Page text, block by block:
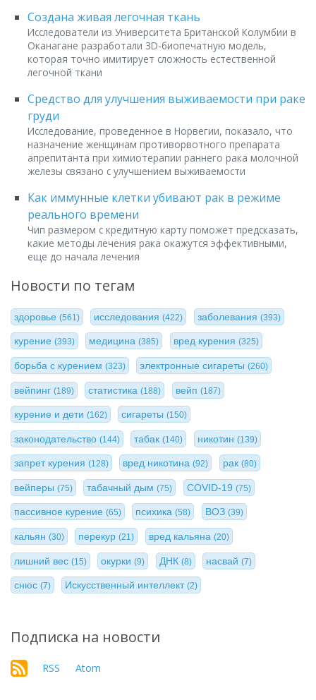
Создана живая легочная ткань
Исследователи из Университета Британской Колумбии в
Оканагане разработали 3D-биопечатную модель,
которая точно имитирует сложность естественной
легочной ткани
Средство для улучшения выживаемости при раке
груди
Исследование, проведенное в Норвегии, показало, что
назначение женщинам противорвотного препарата
апрепитанта при химиотерапии раннего рака молочной
железы связано с улучшением выживаемости
Как иммунные клетки убивают рак в режиме
реального времени
Чип размером с кредитную карту поможет предсказать,
какие методы лечения рака окажутся эффективными,
еще до начала лечения
Новости по тегам
здоровье (561) исследования(422) заболевания (393)
курение (393) медицина(385) вред курения (325)
борьба с курением (323) электронные сигареты(260)
вейпинг (189) статистика(188) вейп (187)
курение и дети (162) сигареты(150)
законодательство (144) табак(140) никотин (139)
запрет курения (128) вред никотина(92) рак (80)
вейперы (75) табачный дым(75) COVID-19 (75)
пассивное курение (65) психика(58) ВОЗ (39)
кальян (30) перекур(21) вред кальяна (20)
лишний вес (15) окурки(9) ДНК (8) насвай(7)
снюс (7) Искусственный интеллект(2)
Подписка на новости
RSS Atom